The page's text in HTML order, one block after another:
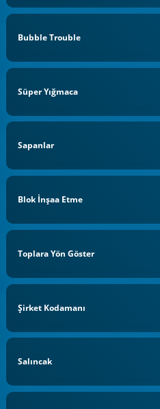
Bubble Trouble
Süper Yığmaca
Sapanlar
Blok İnşaa Etme
Toplara Yön Göster
Şirket Kodamanı
Salıncak